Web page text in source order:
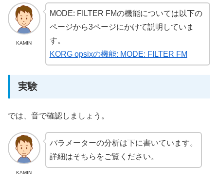
KAMIN
MODE: FILTER FMの機能については以下の
ページから3ページにかけて説明していま
す。
KORG opsixの機能: MODE: FILTER FM
実験
では、音で確認しましょう。
KAMIN
パラメーターの分析は下に書いています。
詳細はそちらをご覧ください。